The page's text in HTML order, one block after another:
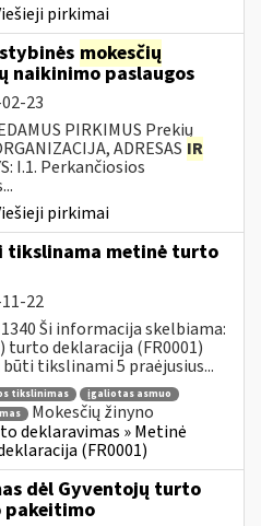
pirkimai
mokesčių
naikinimo paslaugos
23
PIRKIMUS Prekių
ADRESAS IR
I.1. Perkančiosios
pirkimai
tikslinama metinė turto
22
Ši informacija skelbiama:
deklaracija (FR0001)
tikslinami 5 praėjusius...
tikslinimas
įgaliotas asmuo
Mokesčių žinyno
deklaravimas » Metinė
(FR0001)
dėl Gyventojų turto